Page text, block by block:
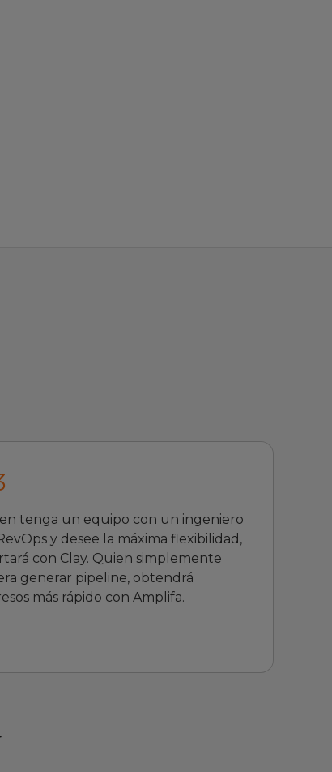
tenga un equipo con un ingeniero
y desee la máxima flexibilidad,
con Clay. Quien simplemente
generar pipeline, obtendrá
más rápido con Amplifa.